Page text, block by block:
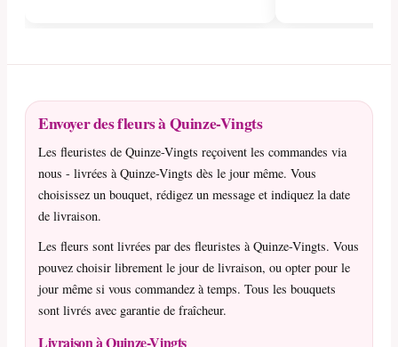
Envoyer des fleurs à Quinze-Vingts
Les fleuristes de Quinze-Vingts reçoivent les commandes via
nous - livrées à Quinze-Vingts dès le jour même. Vous
choisissez un bouquet, rédigez un message et indiquez la date
de livraison.
Les fleurs sont livrées par des fleuristes à Quinze-Vingts. Vous
pouvez choisir librement le jour de livraison, ou opter pour le
jour même si vous commandez à temps. Tous les bouquets
sont livrés avec garantie de fraîcheur.
Livraison à Quinze-Vingts